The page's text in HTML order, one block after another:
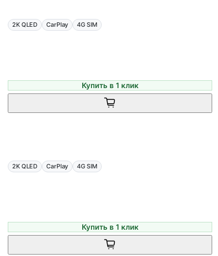
2K QLED CarPlay 4G SIM
Купить в 1 клик
2K QLED CarPlay 4G SIM
Купить в 1 клик